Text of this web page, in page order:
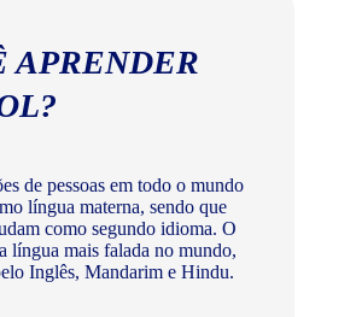
APRENDER
de pessoas em todo o mundo
língua materna, sendo que
como segundo idioma. O
língua mais falada no mundo,
Inglês, Mandarim e Hindu.